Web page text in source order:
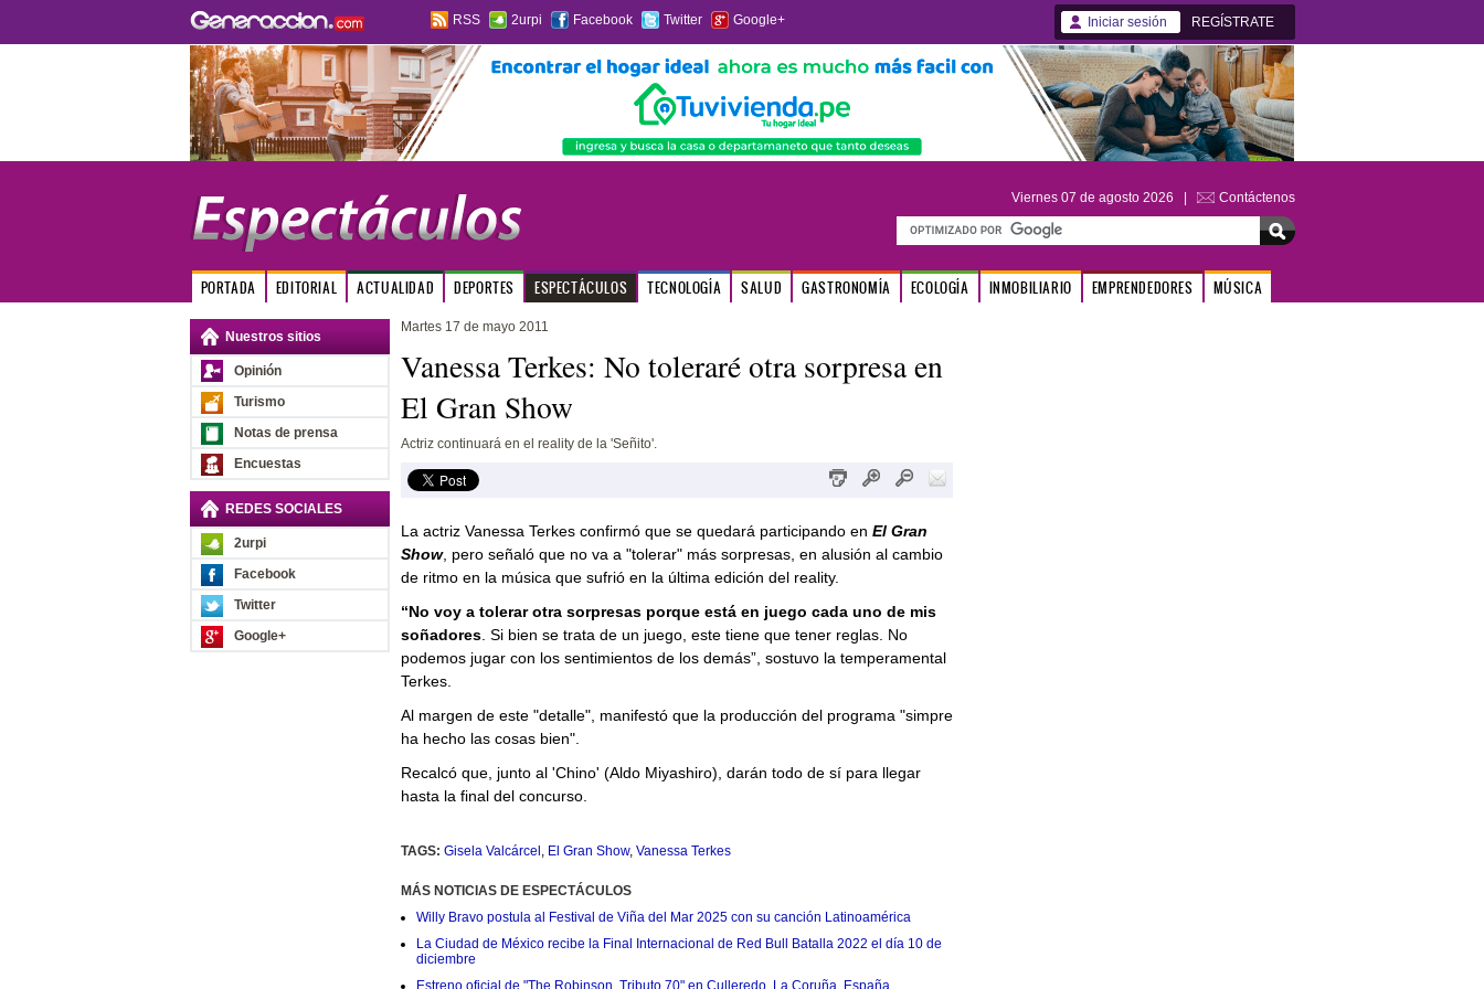
RSS 2urpi Facebook Twitter Google+ Iniciar sesión REGÍSTRATE
Viernes 07 de agosto 2026 | Contáctenos
PORTADA EDITORIAL ACTUALIDAD DEPORTES ESPECTÁCULOS TECNOLOGÍA SALUD GASTRONOMÍA ECOLOGÍA INMOBILIARIO EMPRENDEDORES MÚSICA
Nuestros sitios
Opinión
Turismo
Notas de prensa
Encuestas
REDES SOCIALES
2urpi
Facebook
Twitter
Google+
Martes 17 de mayo 2011
Vanessa Terkes: No toleraré otra sorpresa en
El Gran Show
Actriz continuará en el reality de la 'Señito'.
La actriz Vanessa Terkes confirmó que se quedará participando en El Gran
Show, pero señaló que no va a "tolerar" más sorpresas, en alusión al cambio
de ritmo en la música que sufrió en la última edición del reality.
“No voy a tolerar otra sorpresas porque está en juego cada uno de mis
soñadores. Si bien se trata de un juego, este tiene que tener reglas. No
podemos jugar con los sentimientos de los demás”, sostuvo la temperamental
Terkes.
Al margen de este "detalle", manifestó que la producción del programa "simpre
ha hecho las cosas bien".
Recalcó que, junto al 'Chino' (Aldo Miyashiro), darán todo de sí para llegar
hasta la final del concurso.
TAGS: Gisela Valcárcel , El Gran Show, Vanessa Terkes
MÁS NOTICIAS DE ESPECTÁCULOS
Willy Bravo postula al Festival de Viña del Mar 2025 con su canción Latinoamérica
La Ciudad de México recibe la Final Internacional de Red Bull Batalla 2022 el día 10 de
diciembre
Estreno oficial de "The Robinson, Tributo 70" en Culleredo, La Coruña, España